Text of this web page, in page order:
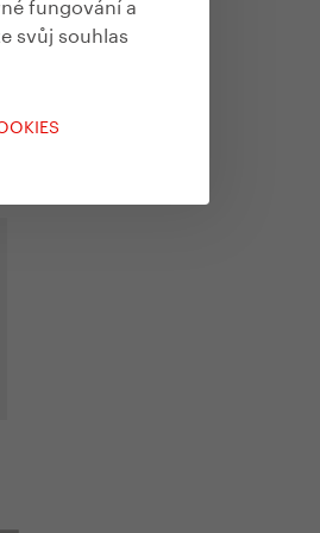
svůj souhlas